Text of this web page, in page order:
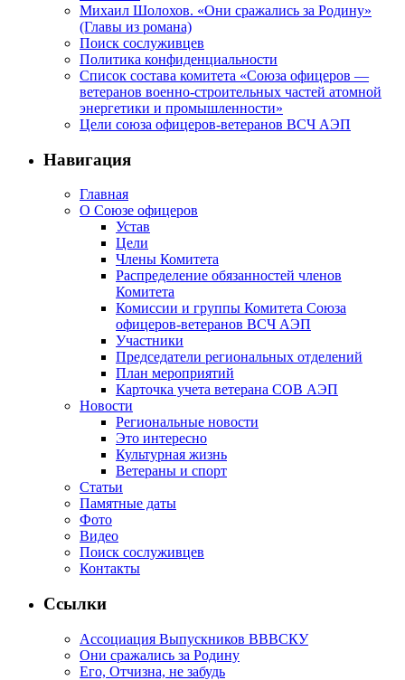
Михаил Шолохов. «Они сражались за Родину»
(Главы из романа)
Поиск сослуживцев
Политика конфиденциальности
Список состава комитета «Союза офицеров —
ветеранов военно-строительных частей атомной
энергетики и промышленности»
Цели союза офицеров-ветеранов ВСЧ АЭП
Навигация
Главная
О Союзе офицеров
Устав
Цели
Члены Комитета
Распределение обязанностей членов
Комитета
Комиссии и группы Комитета Союза
офицеров-ветеранов ВСЧ АЭП
Участники
Председатели региональных отделений
План мероприятий
Карточка учета ветерана CОВ АЭП
Новости
Региональные новости
Это интересно
Культурная жизнь
Ветераны и спорт
Статьи
Памятные даты
Фото
Видео
Поиск сослуживцев
Контакты
Ссылки
Ассоциация Выпускников ВВВСКУ
Они сражались за Родину
Его, Отчизна, не забудь